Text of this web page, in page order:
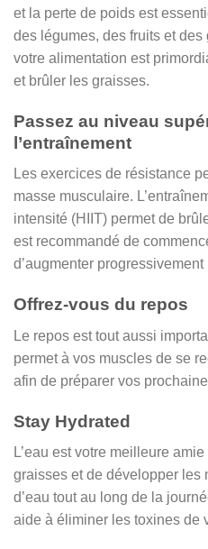
et la perte de poids est
des légumes, des fruits et
votre alimentation est
et brûler les graisses.
Passez au niveau
l’entraînement
Les exercices de résistance
masse musculaire.
intensité (HIIT) permet de
est recommandé de
d’augmenter
Offrez-vous du repos
Le repos est tout aussi
permet à vos muscles de se
afin de préparer vos
Stay Hydrated
L’eau est votre meilleure
graisses et de développer les
d’eau tout au long de la
aide à éliminer les toxines de